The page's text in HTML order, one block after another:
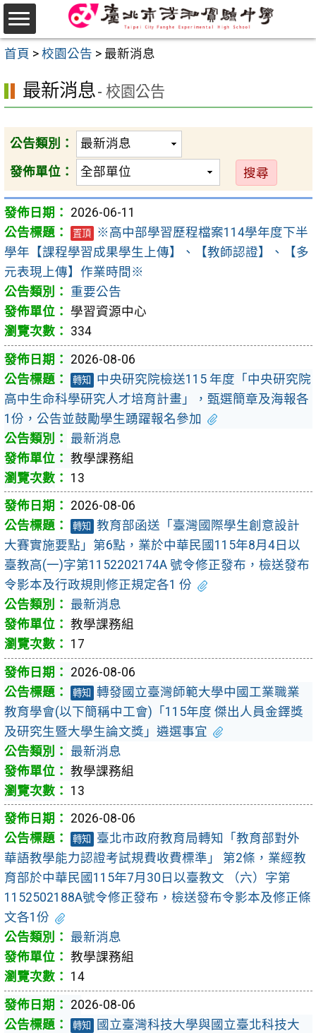
跳
至
主
容
區
首頁 > 校園公告 > 最新消息
最新消息- 校園公告
公告類別：
發佈單位：
2026-06-11
置頂
※高中部學習歷程檔案114學年度下半
學年【課程學習成果學生上傳】、【教師認證】、【多
元表現上傳】作業時間※
重要公告
學習資源中心
334
2026-08-06
轉知
中央研究院檢送115 年度「中央研究院
高中生命科學研究人才培育計畫」，甄選簡章及海報各
1份，公告並鼓勵學生踴躍報名參加
最新消息
教學課務組
13
2026-08-06
轉知
教育部函送「臺灣國際學生創意設計
大賽實施要點」第6點，業於中華民國115年8月4日以
臺教高(一)字第1152202174A 號令修正發布，檢送發布
令影本及行政規則修正規定各1 份
最新消息
教學課務組
17
2026-08-06
轉知
轉發國立臺灣師範大學中國工業職業
教育學會(以下簡稱中工會)「115年度 傑出人員金鐸獎
及研究生暨大學生論文獎」遴選事宜
最新消息
教學課務組
13
2026-08-06
轉知
臺北市政府教育局轉知「教育部對外
華語教學能力認證考試規費收費標準」 第2條，業經教
育部於中華民國115年7月30日以臺教文 （六）字第
1152502188A號令修正發布，檢送發布令影本及修正條
文各1份
最新消息
教學課務組
14
2026-08-06
轉知
國立臺灣科技大學與國立臺北科技大
選
單